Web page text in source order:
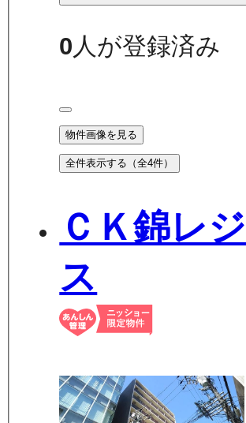
0 人が登録済み
物件画像を見る
全件表示する（全4件）
ＣＫ錦レ
ス